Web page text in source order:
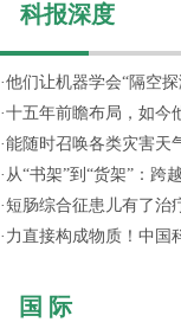
科报深度
·他们让机器学会“隔空探
·十五年前瞻布局，如今
·能随时召唤各类灾害天
· 从“书架”到“货架”：跨
· 短肠综合征患儿有了治
· 力直接构成物质！中国
国 际